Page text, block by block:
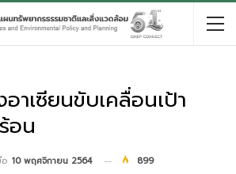
าเซียนขับเคลื่อนเป้า
อน
อ 10 พฤศจิกายน 2564 899